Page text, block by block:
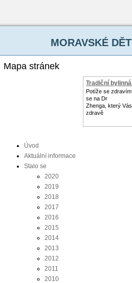
MORAVSKÉ
Mapa stránek
Tradiční
Potíže se
se na Dr
Zhenga, který
zdravě
Úvod
Aktuální informace
Stalo se
2020
2019
2018
2017
2016
2015
2014
2013
2012
2011
2010